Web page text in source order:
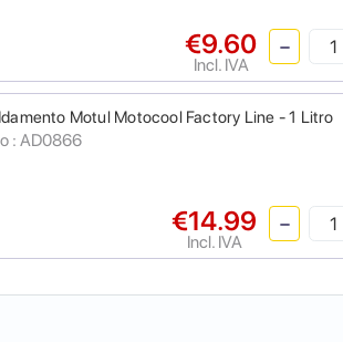
€9.60
Incl. IVA
Motul Motocool Factory Line - 1 Litro
: AD0866
€14.99
Incl. IVA